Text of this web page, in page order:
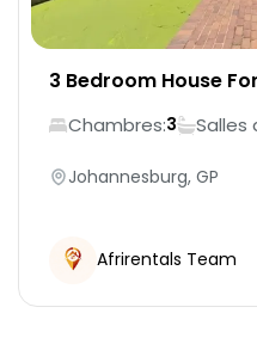
3 Bedroom House
Chambres:3 Salles
Johannesburg, GP
Afrirentals Team